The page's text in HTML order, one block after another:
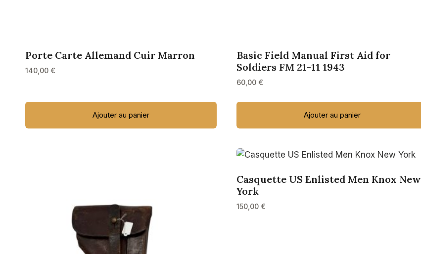
Porte Carte Allemand Cuir Marron
140,00 €
Ajouter au panier
Basic Field Manual First Aid for
Soldiers FM 21-11 1943
60,00 €
Ajouter au panier
Casquette US Enlisted Men Knox New
York
150,00 €